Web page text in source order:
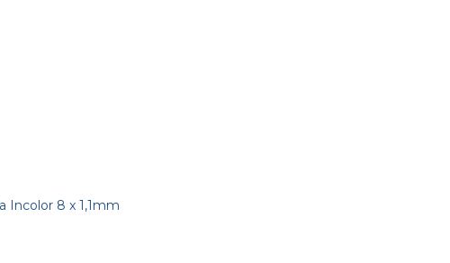
Incolor 8 x 1,1mm